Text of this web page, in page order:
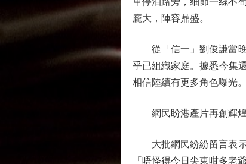
龐大，陣容鼎盛。
從「信一」劉俊謙當晚
乎已組織家庭。據悉今集
相信陸續有更多角色曝光。
網民盼港產片再創輝煌
大批網民紛紛留言表示
「唔怪得今日尖東咁多老